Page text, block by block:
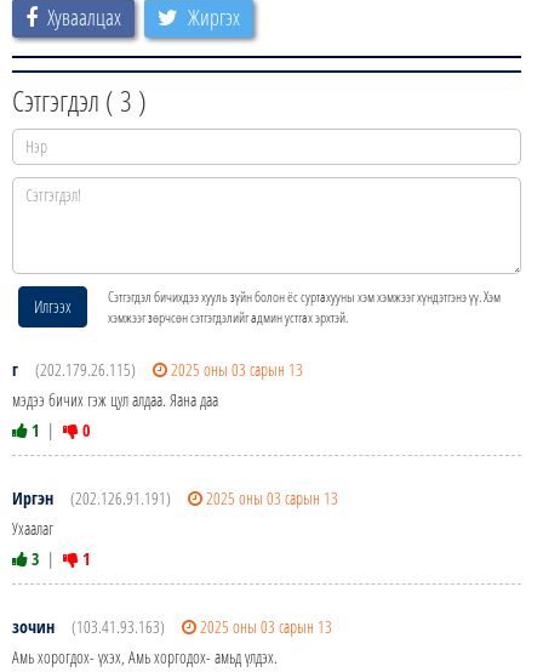
Хуваалцах Жиргэх
Сэтгэгдэл ( 3 )
Илгээх
Сэтгэгдэл бичихдээ хууль зүйн болон ёс суртахууны хэм хэмжээг хүндэтгэнэ үү. Хэм
хэмжээг зөрчсөн сэтгэгдэлийг админ устгах эрхтэй.
г (202.179.26.115)
2025 оны 03 сарын 13
мэдээ бичих гэж цул алдаа. Яана даа
1 | 0
Иргэн (202.126.91.191)
2025 оны 03 сарын 13
Ухаалаг
3 | 1
зочин (103.41.93.163)
2025 оны 03 сарын 13
Амь хорогдох- үхэх, Амь хоргодох- амьд үлдэх.